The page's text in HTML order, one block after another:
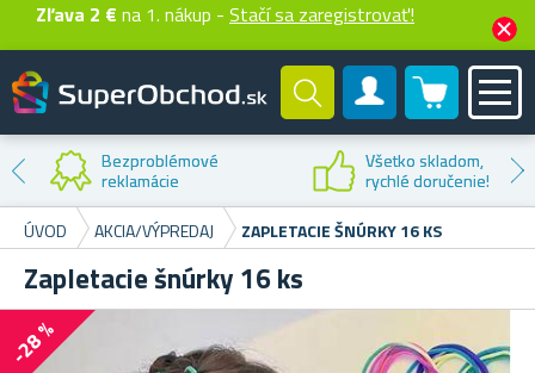
Zľava 2 € na 1. nákup - Stačí sa zaregistrovať!
Zákaznícky účet
0 produktů
Bezproblémové
reklamácie
Všetko skladom,
rychlé doručenie!
ÚVOD
AKCIA/VÝPREDAJ ZAPLETACIE ŠNÚRKY 16 KS
Zapletacie šnúrky 16 ks
-28 %